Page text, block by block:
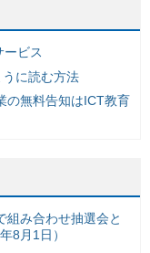
ービス
に読む方法
の無料告知はICT教育
組み合わせ抽選会と
8月1日）